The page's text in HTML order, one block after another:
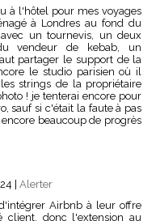
à l'hôtel pour mes voyages
à Londres au fond du
un tournevis, un deux
vendeur de kebab, un
partager le support de la
le studio parisien où il
strings de la propriétaire
! je tenterai encore pour
sauf si c'était la faute à pas
beaucoup de progrès
| Alerter
Airbnb à leur offre
donc l'extension au